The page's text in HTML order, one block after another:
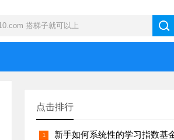
点击排行
新手如何系统性的学习指数基金投